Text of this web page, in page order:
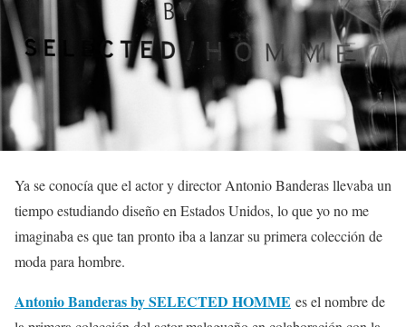
Ya se conocía que el actor y director Antonio Banderas llevaba un
tiempo estudiando diseño en Estados Unidos, lo que yo no me
imaginaba es que tan pronto iba a lanzar su primera colección de
moda para hombre.
Antonio Banderas by SELECTED HOMME es el nombre de